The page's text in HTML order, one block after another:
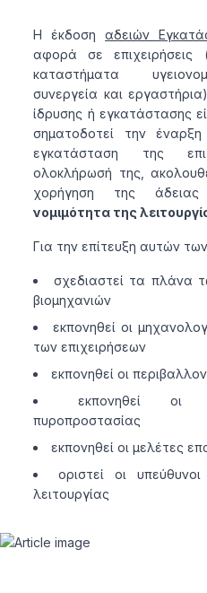
Η έκδοσηαδειών
αφορά σε επιχειρήσεις
καταστήματα
συνεργεία και
ίδρυσης ή εγκατάστασης
σηματοδοτεί την
εγκατάσταση της
ολοκλήρωσή της,
χορήγηση της
νομιμότητα της
Για την επίτευξη αυτών
σχεδιαστεί τα πλάνα
βιομηχανιών
εκπονηθεί οι
των επιχειρήσεων
εκπονηθεί οι
εκπονηθεί οι
πυροπροστασίας
εκπονηθεί οι μελέτες
οριστεί οι
λειτουργίας